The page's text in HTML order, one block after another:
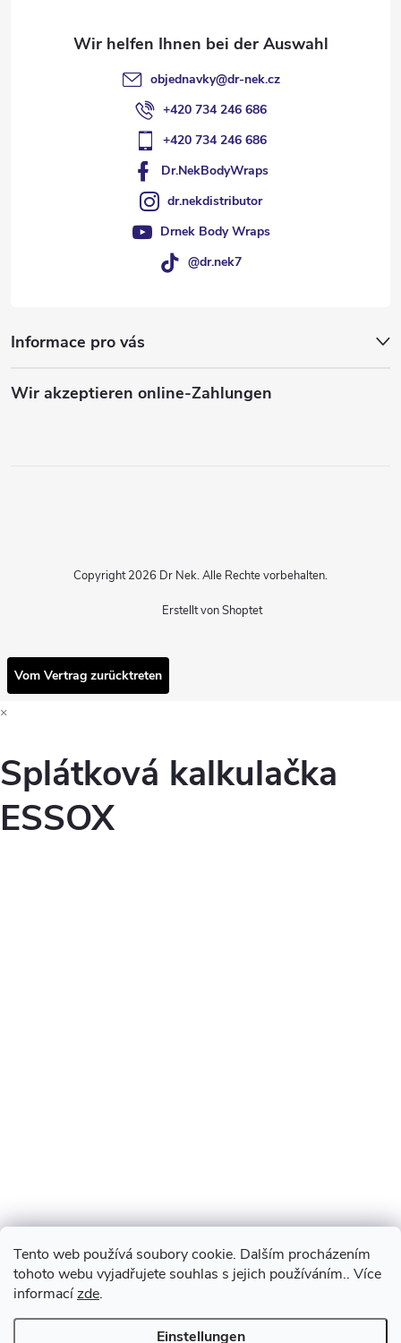
Tento web používá soubory cookie. Dalším procházením
tohoto webu vyjadřujete souhlas s jejich používáním.. Více
informacízde.
Einstellungen
objednavky@dr-nek.cz
+420 734 246 686
+420 734 246 686
Dr.NekBodyWraps
dr.nekdistributor
Drnek Body Wraps
@dr.nek7
Informace pro vás
Wir akzeptieren online-Zahlungen
Erstellt von Shoptet
Copyright 2026 Dr Nek. Alle Rechte vorbehalten.
Vom Vertrag zurücktreten
×
Splátková kalkulačka
ESSOX